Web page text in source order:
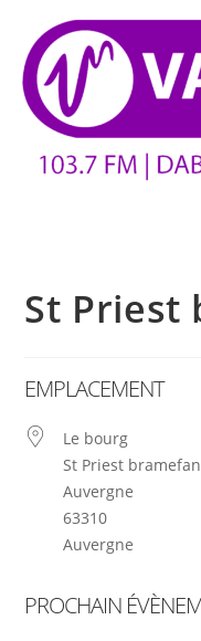
St Priest
EMPLACEMENT
Le bourg
St Priest
Auvergne
63310
Auvergne
PROCHAIN